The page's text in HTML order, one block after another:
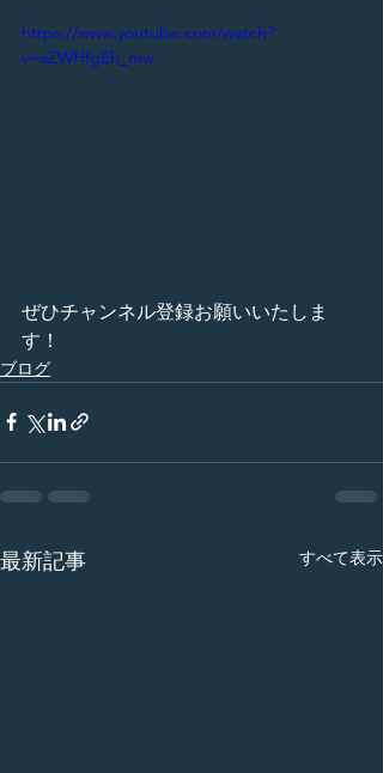
https://www.youtube.com/watch?
v=aZWHfgEh_mw
ぜひチャンネル登録お願いいたしま
す！
ブログ
最新記事 すべて表示